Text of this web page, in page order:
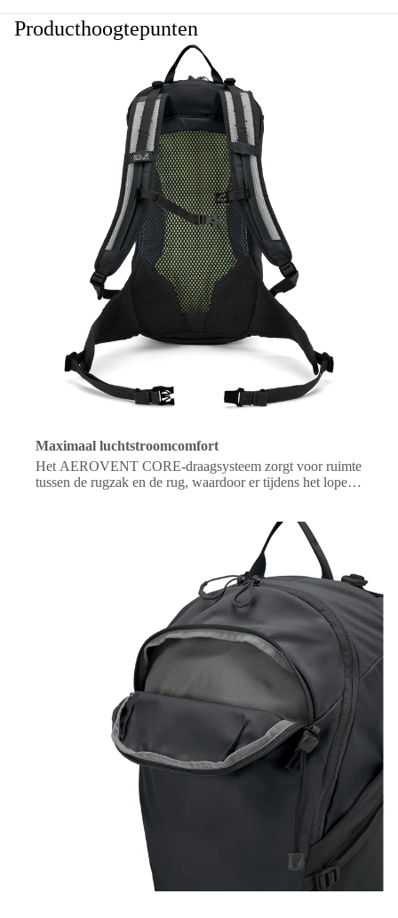
Producthoogtepunten
Maximaal luchtstroomcomfort
Het AEROVENT CORE-draagsysteem zorgt voor ruimte
tussen de rugzak en de rug, waardoor er tijdens het lopen